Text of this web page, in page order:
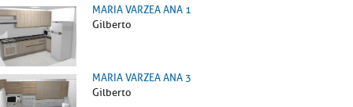
MARIA VARZEA ANA 1
Gilberto
MARIA VARZEA ANA 3
Gilberto